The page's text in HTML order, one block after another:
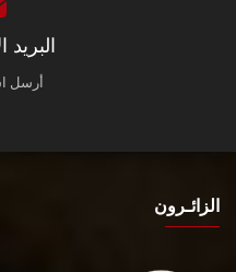
البريد
أرسل
الزائـرون